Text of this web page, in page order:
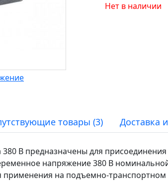
Нет в наличии
товары (3) Доставка
В предназначены для
напряжение 380 В
применения на подъемно-